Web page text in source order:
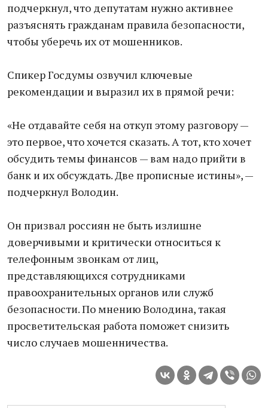
подчеркнул, что депутатам нужно активнее
разъяснять гражданам правила безопасности,
чтобы уберечь их от мошенников.
Спикер Госдумы озвучил ключевые
рекомендации и выразил их в прямой речи:
«Не отдавайте себя на откуп этому разговору —
это первое, что хочется сказать. А тот, кто хочет
обсудить темы финансов — вам надо прийти в
банк и их обсуждать. Две прописные истины», —
подчеркнул Володин.
Он призвал россиян не быть излишне
доверчивыми и критически относиться к
телефонным звонкам от лиц,
представляющихся сотрудниками
правоохранительных органов или служб
безопасности. По мнению Володина, такая
просветительская работа поможет снизить
число случаев мошенничества.